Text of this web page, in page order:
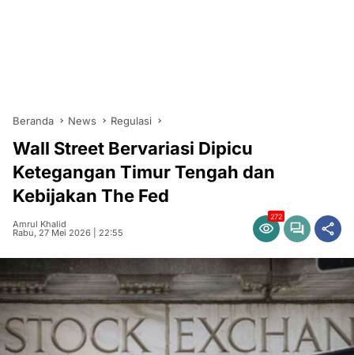
Beranda News Regulasi
Wall Street Bervariasi Dipicu
Ketegangan Timur Tengah dan
Kebijakan The Fed
Amrul Khalid
Rabu, 27 Mei 2026 | 22:55
272